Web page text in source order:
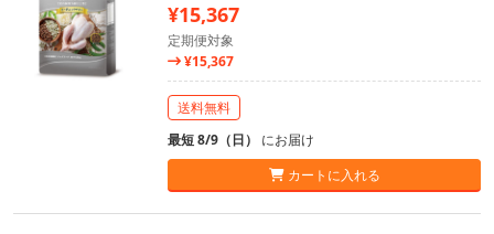
¥15,367
定期便対象
¥15,367
送料無料
最短 8/9（日） にお届け
カートに入れる